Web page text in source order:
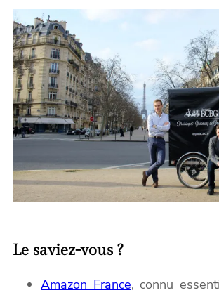
Le saviez-vous ?
Amazon France, connu